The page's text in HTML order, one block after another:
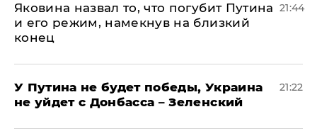
Яковина назвал то, что погубит Путина
и его режим, намекнув на близкий
конец
21:44
У Путина не будет победы, Украина
не уйдет с Донбасса – Зеленский
21:22